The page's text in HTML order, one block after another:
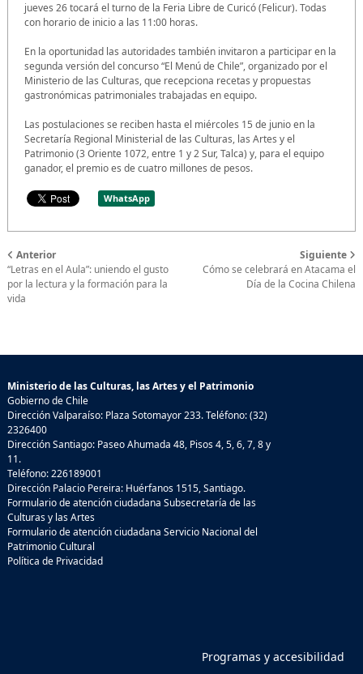
jueves 26 tocará el turno de la Feria Libre de Curicó (Felicur). Todas
con horario de inicio a las 11:00 horas.
En la oportunidad las autoridades también invitaron a participar en la
segunda versión del concurso “El Menú de Chile”, organizado por el
Ministerio de las Culturas, que recepciona recetas y propuestas
gastronómicas patrimoniales trabajadas en equipo.
Las postulaciones se reciben hasta el miércoles 15 de junio en la
Secretaría Regional Ministerial de las Culturas, las Artes y el
Patrimonio (3 Oriente 1072, entre 1 y 2 Sur, Talca) y, para el equipo
ganador, el premio es de cuatro millones de pesos.
WhatsApp
Anterior
“Letras en el Aula”: uniendo el gusto
por la lectura y la formación para la
vida
Siguiente
Cómo se celebrará en Atacama el
Día de la Cocina Chilena
Ministerio de las Culturas, las Artes y el Patrimonio
Gobierno de Chile
Dirección Valparaíso: Plaza Sotomayor 233. Teléfono: (32)
2326400
Dirección Santiago: Paseo Ahumada 48, Pisos 4, 5, 6, 7, 8 y
11.
Teléfono: 226189001
Dirección Palacio Pereira: Huérfanos 1515, Santiago.
Formulario de atención ciudadana Subsecretaría de las
Culturas y las Artes
Formulario de atención ciudadana Servicio Nacional del
Patrimonio Cultural
Política de Privacidad
Programas y accesibilidad